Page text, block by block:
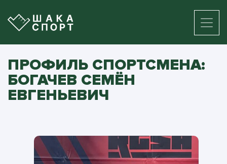
ПРОФИЛЬ СПОРТСМЕНА:
БОГАЧЕВ СЕМЁН
ЕВГЕНЬЕВИЧ